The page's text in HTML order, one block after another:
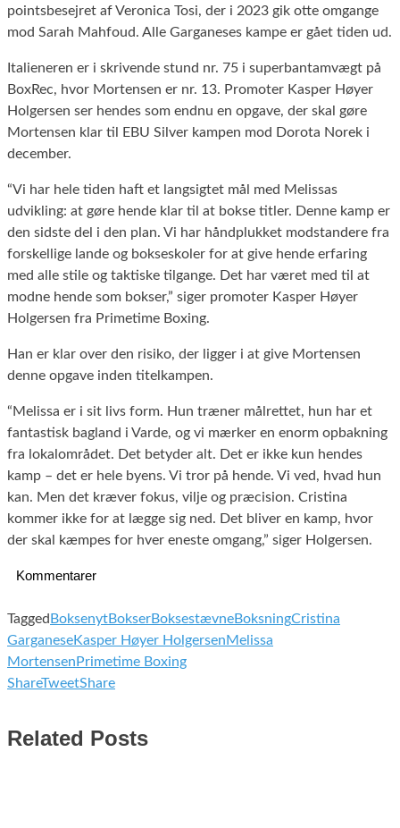
pointsbesejret af Veronica Tosi, der i 2023 gik otte omgange
mod Sarah Mahfoud. Alle Garganeses kampe er gået tiden ud.
Italieneren er i skrivende stund nr. 75 i superbantamvægt på
BoxRec, hvor Mortensen er nr. 13. Promoter Kasper Høyer
Holgersen ser hendes som endnu en opgave, der skal gøre
Mortensen klar til EBU Silver kampen mod Dorota Norek i
december.
“Vi har hele tiden haft et langsigtet mål med Melissas
udvikling: at gøre hende klar til at bokse titler. Denne kamp er
den sidste del i den plan. Vi har håndplukket modstandere fra
forskellige lande og bokseskoler for at give hende erfaring
med alle stile og taktiske tilgange. Det har været med til at
modne hende som bokser,” siger promoter Kasper Høyer
Holgersen fra Primetime Boxing.
Han er klar over den risiko, der ligger i at give Mortensen
denne opgave inden titelkampen.
“Melissa er i sit livs form. Hun træner målrettet, hun har et
fantastisk bagland i Varde, og vi mærker en enorm opbakning
fra lokalområdet. Det betyder alt. Det er ikke kun hendes
kamp – det er hele byens. Vi tror på hende. Vi ved, hvad hun
kan. Men det kræver fokus, vilje og præcision. Cristina
kommer ikke for at lægge sig ned. Det bliver en kamp, hvor
der skal kæmpes for hver eneste omgang,” siger Holgersen.
Kommentarer
Tagged BoksenytBokserBoksestævneBoksningCristina
GarganeseKasper Høyer HolgersenMelissa
Mortensen Primetime Boxing
ShareTweetShare
Related Posts